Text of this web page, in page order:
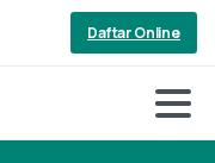
Daftar Online